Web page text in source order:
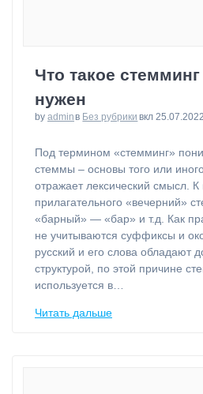
Что такое
нужен
by adminв Без рубрики вкл 25.07.2022
⁠Под термином «стемминг»
стеммы – основы того или
отражает лексический смысл.
прилагательного «вечерний»
«барный» — «бар» и т.д. Как
не учитываются суффиксы и
русский и его слова обладают
структурой, по этой причине
используется в…
Читать дальше